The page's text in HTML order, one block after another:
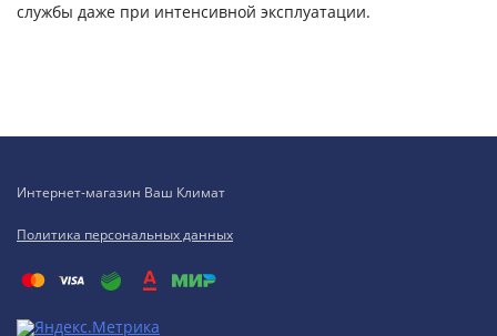
службы даже при интенсивной эксплуатации.
Интернет-магазин Ваш Климат
Политика персональных данных